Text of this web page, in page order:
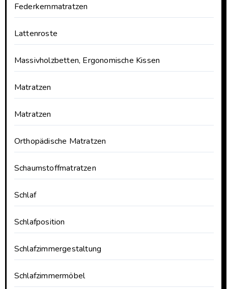
Federkernmatratzen
Lattenroste
Massivholzbetten, Ergonomische Kissen
Matratzen
Matratzen
Orthopädische Matratzen
Schaumstoffmatratzen
Schlaf
Schlafposition
Schlafzimmergestaltung
Schlafzimmermöbel